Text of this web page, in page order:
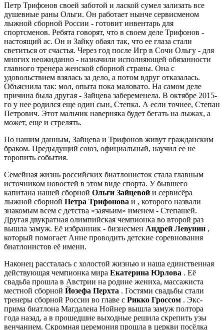
Петр Трифонов своей заботой и лаской сумел зализать все
душевные раны Ольги. Он работает нынче сервисменом
лыжной сборной России - готовит инвентарь для
спортсменов. Ребята говорят, что в своем деле Трифонов -
настоящий ас. Он и Зайку обаял так, что ее глаза стали
светиться от счастья. Через год после Игр в Сочи Ольгу - для
многих неожиданно - назначили исполняющей обязанности
главного тренера женской сборной страны. Она с
удовольствием взялась за дело, а потом вдруг отказалась.
Объяснила так: мол, опыта пока маловато. На самом деле
причина была другая - Зайцева забеременела. В октябре 2015-
го у нее родился еще один сын, Степка. А если точнее, Степан
Петрович. Этот мальчик наверняка будет бегать на лыжах, а
может, еще и стрелять.
По нашим данным, Зайцева и Трифонов живут гражданским
браком. Предыдущий союз, официальный, научил ее не
торопить события.
Семейная жизнь российских биатлонисток стала главным
источником новостей в этом виде спорта. У бывшего
капитана нашей сборной Ольги Зайцевой и сервисёра
лыжной сборной Петра Трифонова и , которого назвали
знакомым всем с детства «заячьим» именем - Степашей.
Другая двукратная олимпийская чемпионка во второй раз
вышла замуж. Её избранник - бизнесмен Андрей Левунин ,
который помогает Анне проводить детские соревнования
биатлонистов её имени.
Наконец рассталась с холостой жизнью и наша единственная
действующая чемпионка мира Екатерина Юрлова . Её
свадьба прошла в Австрии на родине жениха, массажиста
местной сборной Йозефа Перхта . Гостями свадьбы стали
тренеры сборной России во главе с Рикко Гроссом . Экс-
прима биатлона Магдалена Нойнер вышла замуж полтора
года назад, а в прошедшие выходные решила скрепить узы
венчанием. Скромная церемония прошла в церкви посёлка